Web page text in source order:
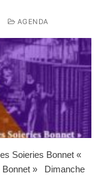
AGENDA
Soieries Bonnet «
Bonnet » Dimanche